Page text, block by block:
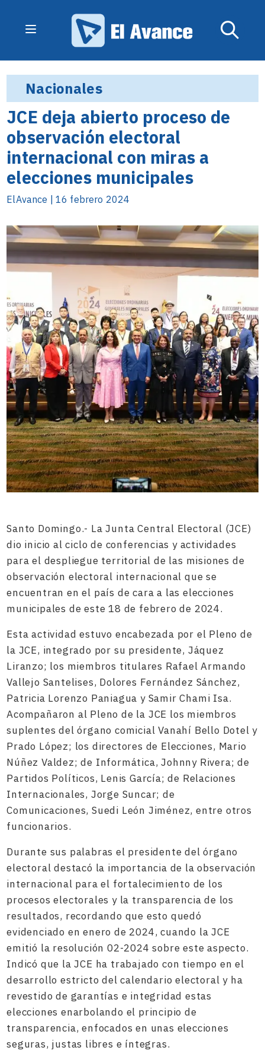
Nacionales
JCE deja abierto proceso de
observación electoral
internacional con miras a
elecciones municipales
ElAvance | 16 febrero 2024
Santo Domingo.- La Junta Central Electoral (JCE)
dio inicio al ciclo de conferencias y actividades
para el despliegue territorial de las misiones de
observación electoral internacional que se
encuentran en el país de cara a las elecciones
municipales de este 18 de febrero de 2024.
Esta actividad estuvo encabezada por el Pleno de
la JCE, integrado por su presidente, Jáquez
Liranzo; los miembros titulares Rafael Armando
Vallejo Santelises, Dolores Fernández Sánchez,
Patricia Lorenzo Paniagua y Samir Chami Isa.
Acompañaron al Pleno de la JCE los miembros
suplentes del órgano comicial Vanahí Bello Dotel y
Prado López; los directores de Elecciones, Mario
Núñez Valdez; de Informática, Johnny Rivera; de
Partidos Políticos, Lenis García; de Relaciones
Internacionales, Jorge Suncar; de
Comunicaciones, Suedi León Jiménez, entre otros
funcionarios.
Durante sus palabras el presidente del órgano
electoral destacó la importancia de la observación
internacional para el fortalecimiento de los
procesos electorales y la transparencia de los
resultados, recordando que esto quedó
evidenciado en enero de 2024, cuando la JCE
emitió la resolución 02-2024 sobre este aspecto.
Indicó que la JCE ha trabajado con tiempo en el
desarrollo estricto del calendario electoral y ha
revestido de garantías e integridad estas
elecciones enarbolando el principio de
transparencia, enfocados en unas elecciones
seguras, justas libres e íntegras.